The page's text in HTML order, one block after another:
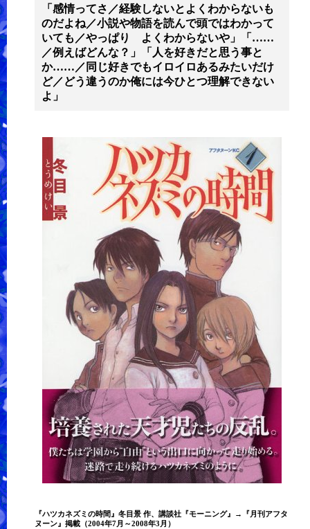
「感情ってさ／経験しないとよくわからないも
のだよね／小説や物語を読んで頭ではわかって
いても／やっぱり よくわからないや」「……
／例えばどんな？」「人を好きだと思う事と
か……／同じ好きでもイロイロあるみたいだけ
ど／どう違うのか俺には今ひとつ理解できない
よ」
『ハツカネズミの時間 』 冬目景 作、講談社『モーニング』→『月刊アフタ
ヌーン』掲載（2004年7月～2008年3月）